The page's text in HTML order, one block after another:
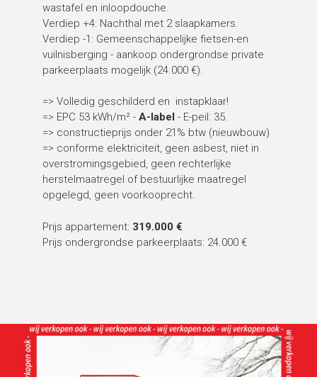
wastafel en inloopdouche.
Verdiep +4: Nachthal met 2 slaapkamers.
Verdiep -1: Gemeenschappelijke fietsen-en
vuilnisberging - aankoop ondergrondse private
parkeerplaats mogelijk (24.000 €).
=> Volledig geschilderd en instapklaar!
=> EPC 53 kWh/m² - A-label - E-peil: 35.
=> constructieprijs onder 21% btw (nieuwbouw)
=> conforme elektriciteit, geen asbest, niet in
overstromingsgebied, geen rechterlijke
herstelmaatregel of bestuurlijke maatregel
opgelegd, geen voorkooprecht.
Prijs appartement: 319.000 €
Prijs ondergrondse parkeerplaats: 24.000 €